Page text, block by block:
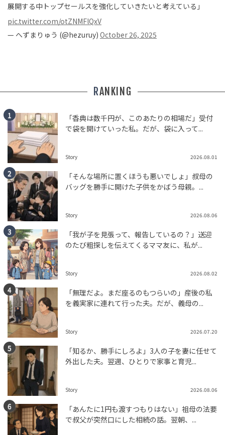
展開する中トップセールスを強化していきたいと考えている」
pic.twitter.com/otZNMFlQxV
— へずまりゅう (@hezuruy) October 26, 2025
RANKING
「香典は数千円が、このあたりの相場だ」受付
で袋を開けていった私。だが、袋に入って...
Story 2026.08.01
「そんな場所に置くほうも悪いでしょ」叔母の
バッグを勝手に開けた子供をかばう母親。...
Story 2026.08.06
「我が子を見張って、報告しているの？」送迎
のたび粗探しを伝えてくるママ友に、私が...
Story 2026.08.02
「無理だよ。まだ座るのもつらいの」産後の私
を義実家に連れて行った夫。だが、義母の...
Story 2026.07.20
「知るか、勝手にしろよ」3人の子を妻に任せて
外出した夫。翌週、ひとりで家事と育児...
Story 2026.08.06
「あんたに1円も渡すつもりはない」祖母の法要
で叔父が突然口にした相続の話。翌朝、...